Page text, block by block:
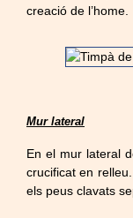
creació de l’home.
Mur lateral
En el mur lateral
crucificat en
els peus clavats